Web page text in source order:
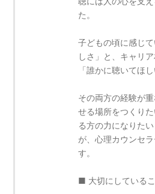
た。
子どもの頃に感じ
しさ」と、キャリ
「誰かに聴いてほし
その両方の経験が
せる場所をつくり
る方の力になりた
が、心理カウンセ
す。
■ 大切にしている